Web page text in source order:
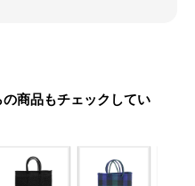
商品もチェックしてい